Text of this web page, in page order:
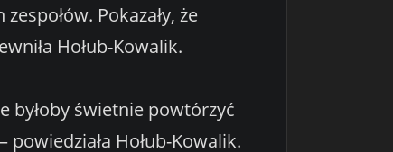
Pokazały, że
Hołub-Kowalik.
byłoby świetnie powtórzyć
Hołub-Kowalik.